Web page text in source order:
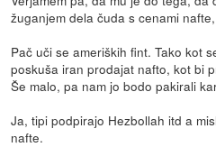
žuganjem dela čuda s cenami
Pač uči se ameriških fint. Tako kot
poskuša iran prodajat nafto, kot bi
Še malo, pa nam jo bodo pakirali
Ja, tipi podpirajo Hezbollah itd a
nafte.